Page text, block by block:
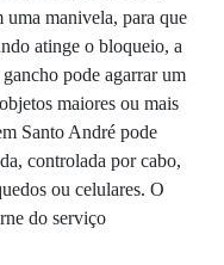
manivela, para que
atinge o bloqueio, a
pode agarrar um
maiores ou mais
Santo André pode
controlada por cabo,
ou celulares. O
do serviço